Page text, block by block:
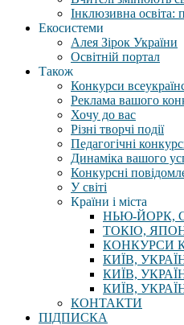
Інклюзивна освіта:
Екосистеми
Алея Зірок України
Освітній портал
Також
Конкурси
Реклама вашого
Хочу до вас
Різні творчі події
Педагогічні
Динаміка вашого
Конкурсні
У світі
Країни і міста
НЬЮ-ЙОРК,
ТОКІО,
КОНКУРСИ
КИЇВ,
КИЇВ,
КИЇВ,
КОНТАКТИ
ПІДПИСКА